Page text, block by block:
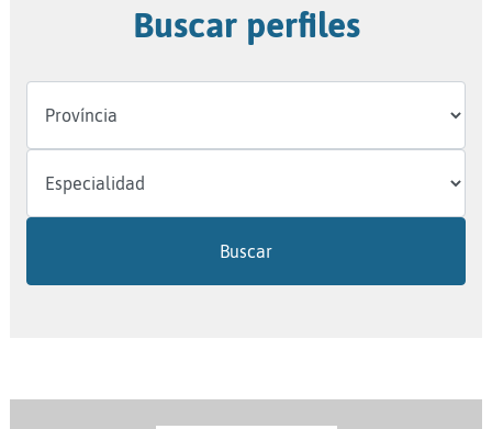
Buscar perfiles
Buscar